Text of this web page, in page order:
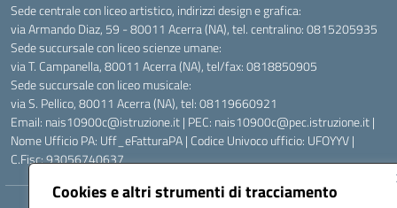
Cookies e altri strumenti di tracciamento
Sede centrale con liceo artistico, indirizzi design e grafica:
via Armando Diaz, 59 - 80011 Acerra (NA), tel. centralino: 0815205935
Sede succursale con liceo scienze umane:
via T. Campanella, 80011 Acerra (NA), tel/fax: 0818850905
Sede succursale con liceo musicale:
via S. Pellico, 80011 Acerra (NA), tel: 08119660921
Email: nais10900c@istruzione.it | PEC: nais10900c@pec.istruzione.it |
Nome Ufficio PA: Uff_eFatturaPA | Codice Univoco ufficio: UFOYYV |
C.Fisc: 93056740637